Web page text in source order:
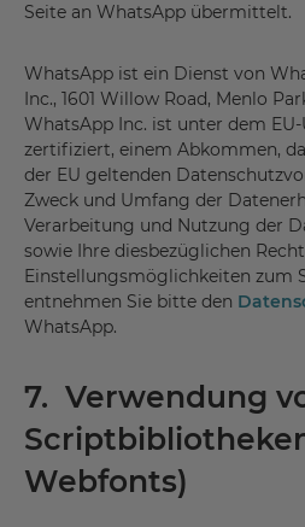
Seite an WhatsApp übermittelt.
WhatsApp ist ein Dienst von
Inc., 1601 Willow Road, Menlo
WhatsApp Inc. ist unter dem EU-
zertifiziert, einem Abkommen,
der EU geltenden
Zweck und Umfang der
Verarbeitung und Nutzung der
sowie Ihre diesbezüglichen
Einstellungsmöglichkeiten zum
entnehmen Sie bitte den
WhatsApp.
7. Verwendung
Webfonts)